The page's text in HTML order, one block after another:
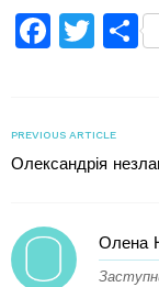
PREVIOUS ARTICLE
Олександрія
Олена